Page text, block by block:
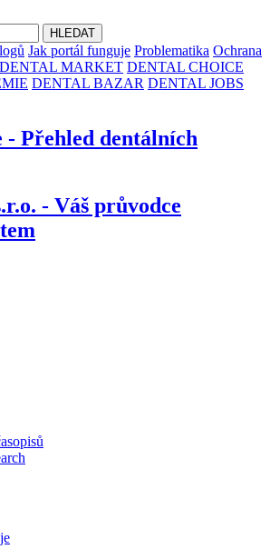
Jak portál funguje Problematika Ochrana
DENTAL MARKET DENTAL CHOICE
DENTAL BAZAR DENTAL JOBS
- Přehled dentálních
- Váš průvodce